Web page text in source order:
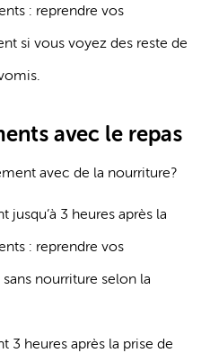
: reprendre vos
si vous voyez des reste de
avec le repas
avec de la nourriture?
jusqu’à 3 heures après la
: reprendre vos
nourriture selon la
3 heures après la prise de